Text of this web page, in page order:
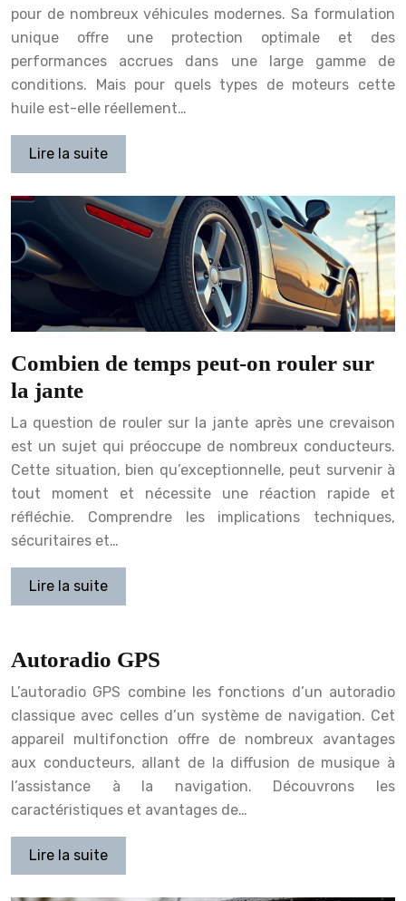
pour de nombreux véhicules modernes. Sa formulation
unique offre une protection optimale et des
performances accrues dans une large gamme de
conditions. Mais pour quels types de moteurs cette
huile est-elle réellement…
Lire la suite
Combien de temps peut-on rouler sur
la jante
La question de rouler sur la jante après une crevaison
est un sujet qui préoccupe de nombreux conducteurs.
Cette situation, bien qu’exceptionnelle, peut survenir à
tout moment et nécessite une réaction rapide et
réfléchie. Comprendre les implications techniques,
sécuritaires et…
Lire la suite
Autoradio GPS
L’autoradio GPS combine les fonctions d’un autoradio
classique avec celles d’un système de navigation. Cet
appareil multifonction offre de nombreux avantages
aux conducteurs, allant de la diffusion de musique à
l’assistance à la navigation. Découvrons les
caractéristiques et avantages de…
Lire la suite